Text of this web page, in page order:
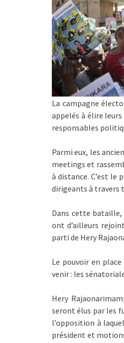
La campagne
appelés à élire
responsables
Parmi eux, les
meetings et
à distance. C’est le
dirigeants à travers
Dans cette
ont d’ailleurs
parti de Hery
Le pouvoir en place
venir : les
Hery
seront élus par les
l’opposition à
président et